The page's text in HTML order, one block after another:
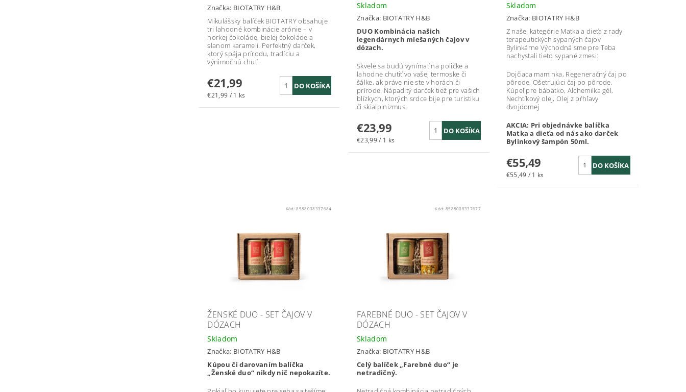
Značka: BIOTATRY H&B
Mikulášsky balíček BIOTATRY obsahuje
tri lahodné kombinácie arónie – v
horkej čokoláde, bielej čokoláde a
slanom karameli. Perfektný darček,
ktorý spája prírodu, tradíciu a
výnimočnú chuť.
€21,99
€21,99 / 1 ks
Skladom
Značka: BIOTATRY H&B
DUO Kombinácia našich
legendárnych miešaných čajov v
dózach.
Skvele sa budú vynímať na poličke a
lahodne chutiť vo vašej termoske či
šálke, ak práve nie ste v horách či
prírode. Nápaditý darček tiež pre vašich
blízkych, ktorých srdce bije pre turistiku
či skialpinizmus.
€23,99
€23,99 / 1 ks
Skladom
Značka: BIOTATRY H&B
Z našej kategórie Matka a dieťa z rady
terapeutických sypaných čajov
Bylinkárne Východná sme pre Teba
nachystali tieto sypané zmesi:
Dojčiaca maminka, Regeneračný čaj po
pôrode, Ošetrujúci čaj po pôrode,
Kúpeľ pre bábätko, Alchemilka gél,
Nechtíkový olej, Olej z pŕhľavy
dvojdomej
AKCIA: Pri objednávke balíčka
Matka a dieťa od nás ako darček
Bylinkový šampón 50ml.
€55,49
€55,49 / 1 ks
Kód:8588008337684
ŽENSKÉ DUO - SET ČAJOV V
DÓZACH
Skladom
Značka: BIOTATRY H&B
Kúpou či darovaním balíčka
„Ženské duo“ nikdy nič nepokazíte.
Kód: 8588008337677
FAREBNÉ DUO - SET ČAJOV V
DÓZACH
Skladom
Značka: BIOTATRY H&B
Celý balíček „Farebné duo“ je
netradičný.